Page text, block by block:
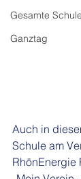
Gesamte Schule
Ganztag
Auch in
Schule am
RhönEnergie